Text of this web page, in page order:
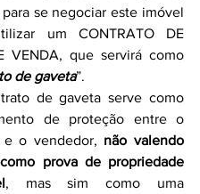
se negociar este imóvel
um CONTRATO DE
VENDA, que servirá como
de gaveta”.
de gaveta serve como
de proteção entre o
e o vendedor, não valendo
prova de propriedade
, mas sim como uma